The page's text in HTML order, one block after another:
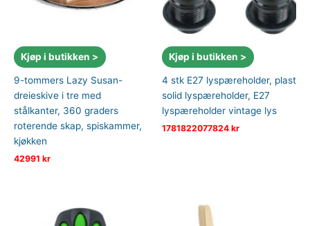
Kjøp i butikken >
9-tommers Lazy Susan-
dreieskive i tre med
stålkanter, 360 graders
roterende skap, spiskammer,
kjøkken
42991 kr
Kjøp i butikken >
4 stk E27 lyspæreholder, plast
solid lyspæreholder, E27
lyspæreholder vintage lys
1781822077824 kr